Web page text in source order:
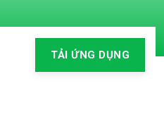
TẢI ỨNG DỤNG